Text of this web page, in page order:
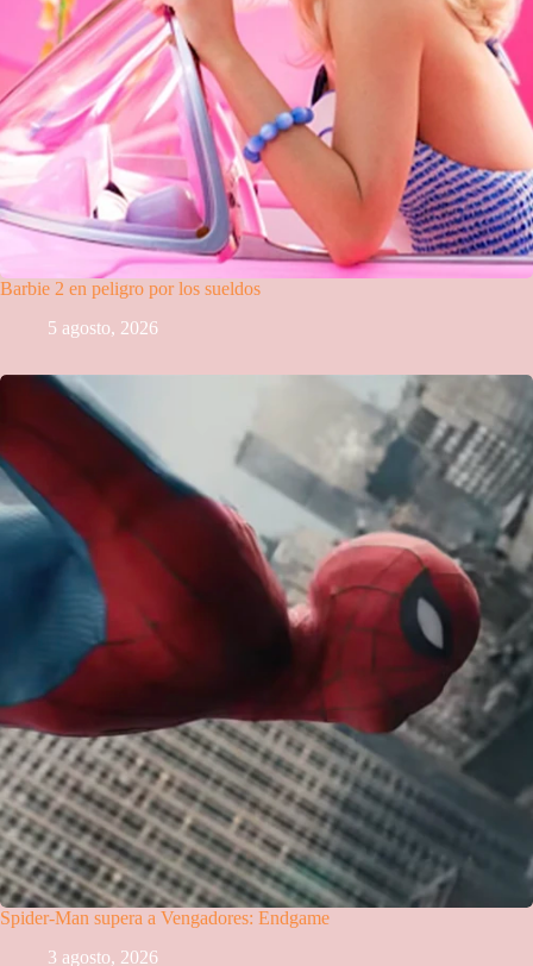
Barbie 2 en peligro por los sueldos
5 agosto, 2026
Spider-Man supera a Vengadores: Endgame
3 agosto, 2026